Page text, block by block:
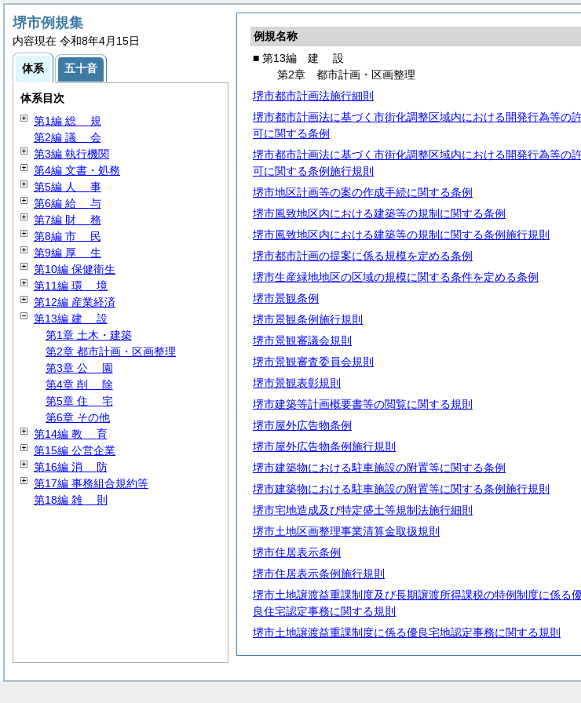
例規名称
■ 第13編 建 設
第2章 都市計画・区画整理
堺市都市計画法施行細則
堺市都市計画法に基づく市街化調整区域内における開発行為等の
可に関する条例
堺市都市計画法に基づく市街化調整区域内における開発行為等の
可に関する条例施行規則
堺市地区計画等の案の作成手続に関する条例
堺市風致地区内における建築等の規制に関する条例
堺市風致地区内における建築等の規制に関する条例施行規則
堺市都市計画の提案に係る規模を定める条例
堺市生産緑地地区の区域の規模に関する条件を定める条例
堺市景観条例
堺市景観条例施行規則
堺市景観審議会規則
堺市景観審査委員会規則
堺市景観表彰規則
堺市建築等計画概要書等の閲覧に関する規則
堺市屋外広告物条例
堺市屋外広告物条例施行規則
堺市建築物における駐車施設の附置等に関する条例
堺市建築物における駐車施設の附置等に関する条例施行規則
堺市宅地造成及び特定盛土等規制法施行細則
堺市土地区画整理事業清算金取扱規則
堺市住居表示条例
堺市住居表示条例施行規則
堺市土地譲渡益重課制度及び長期譲渡所得課税の特例制度に係る
良住宅認定事務に関する規則
堺市土地譲渡益重課制度に係る優良宅地認定事務に関する規則
堺市例規集
内容現在 令和8年4月15日
体系 五十音
体系目次
第1編 総 規
第2編 議 会
第3編 執行機関
第4編 文書・処務
第5編 人 事
第6編 給 与
第7編 財 務
第8編 市
民
第9編 厚 生
第10編 保健衛生
第11編 環 境
第12編 産業経済
第13編 建 設
第1章 土木・建築
第2章 都市計画・区画整理
第3章 公 園
第4章 削 除
第5章 住 宅
第6章 その他
第14編 教 育
第15編 公営企業
第16編 消 防
第17編 事務組合規約等
第18編 雑 則